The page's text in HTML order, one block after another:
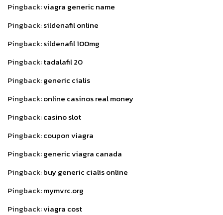
Pingback:viagra generic name
Pingback:sildenafil online
Pingback:sildenafil 100mg
Pingback:tadalafil 20
Pingback:generic cialis
Pingback:online casinos real money
Pingback:casino slot
Pingback:coupon viagra
Pingback:generic viagra canada
Pingback:buy generic cialis online
Pingback:mymvrc.org
Pingback:viagra cost